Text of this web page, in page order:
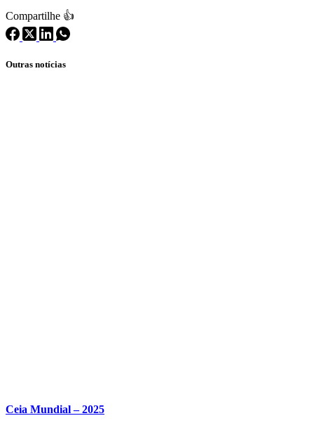
Compartilhe 👍
Outras notícias
Ceia Mundial – 2025